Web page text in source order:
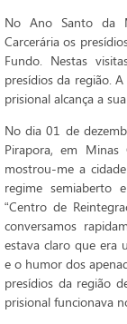
No Ano Santo da
Carcerária os
Fundo. Nestas
presídios da região.
prisional alcança a
No dia 01 de
Pirapora, em
mostrou-me a
regime semiaberto
“Centro de
conversamos
estava claro que era
e o humor dos
presídios da região
prisional funcionava